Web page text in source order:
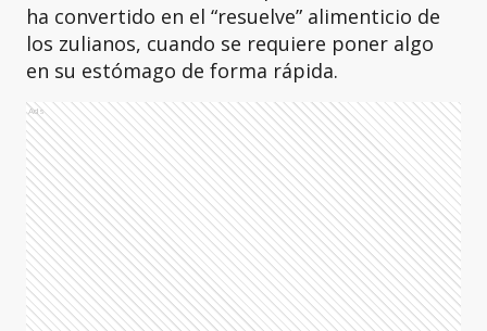
ha convertido en el “resuelve” alimenticio de
los zulianos, cuando se requiere poner algo
en su estómago de forma rápida.
Ads